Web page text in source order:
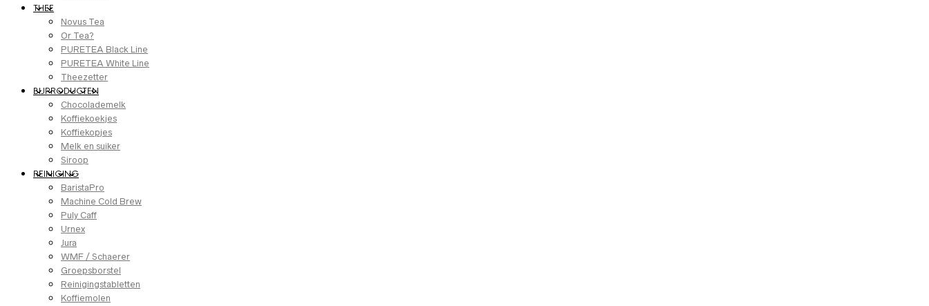
THEE
Novus Tea
Or Tea?
PURETEA Black Line
PURETEA White Line
Theezetter
BIJPRODUCTEN
Chocolademelk
Koffiekoekjes
Koffiekopjes
Melk en suiker
Siroop
REINIGING
BaristaPro
Machine Cold Brew
Puly Caff
Urnex
Jura
WMF / Schaerer
Groepsborstel
Reinigingstabletten
Koffiemolen